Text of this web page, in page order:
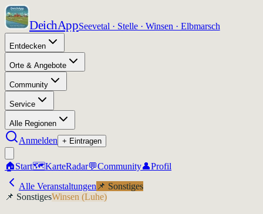
DeichAppSeevetal · Stelle · Winsen · Elbmarsch
Entdecken
Orte & Angebote
Community
Service
Alle Regionen
Anmelden + Eintragen
🏠Start🗺️KarteRadar💬Community👤Profil
Alle Veranstaltungen 📌 Sonstiges
📌 SonstigesWinsen (Luhe)